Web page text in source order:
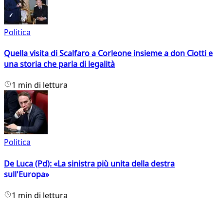
Politica
Quella visita di Scalfaro a Corleone insieme a don Ciotti e
una storia che parla di legalità
1 min di lettura
Politica
De Luca (Pd): «La sinistra più unita della destra
sull'Europa»
1 min di lettura